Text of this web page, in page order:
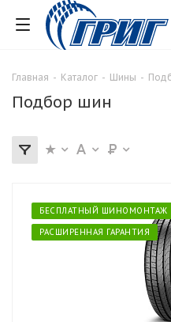
Главная - Каталог - Шины -
Подбор шин
БЕСПЛАТНЫЙ ШИНОМОНТАЖ
РАСШИРЕННАЯ ГАРАНТИЯ